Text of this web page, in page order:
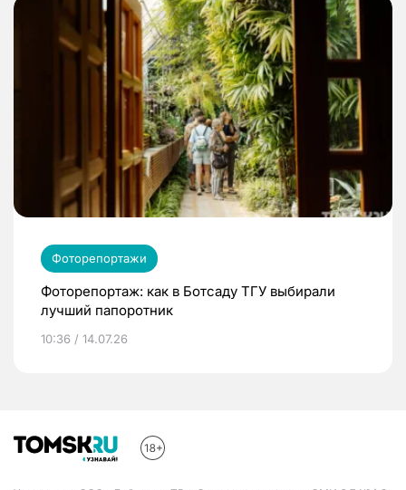
Фоторепортажи
Фоторепортаж: как в Ботсаду ТГУ выбирали
лучший папоротник
10:36 / 14.07.26